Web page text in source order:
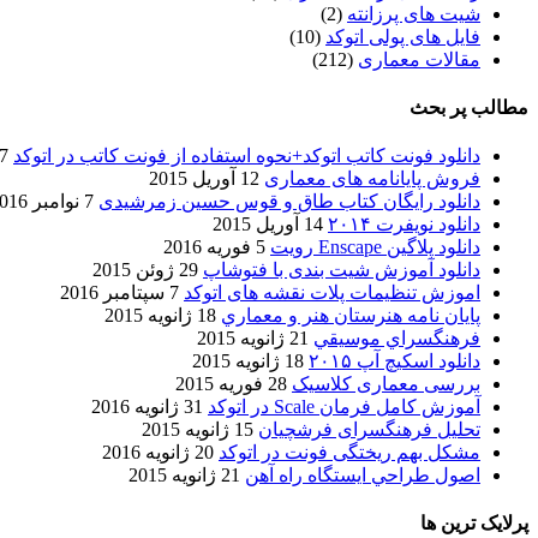
شیت های پرزانته (2)
فایل های پولی اتوکد (10)
مقالات معماری (212)
مطالب پر بحث
دانلود فونت کاتب اتوکد+نحوه استفاده از فونت کاتب در اتوکد 7 آگوست 2017
فروش پایانامه های معماری 12 آوریل 2015
دانلود رایگان کتاب طاق و قوس حسین زمرشیدی 7 نوامبر 2016
دانلود نویفرت ۲۰۱۴
14 آوریل 2015
دانلود پلاگین Enscape رویت
5 فوریه 2016
دانلود آموزش شیت بندی با فتوشاپ 29 ژوئن 2015
اموزش تنظیمات پلات نقشه های اتوکد 7 سپتامبر 2016
پایان نامه هنرستان هنر و معماري 18 ژانویه 2015
فرهنگسراي موسيقي 21 ژانویه 2015
دانلود اسکیچ آپ ۲۰۱۵
18 ژانویه 2015
بررسی معماری کلاسیک 28 فوریه 2015
آموزش کامل فرمان Scale در اتوکد
31 ژانویه 2016
تحلیل فرهنگسرای فرشچیان 15 ژانویه 2015
مشکل بهم ریختگی فونت در اتوکد 20 ژانویه 2016
اصول طراحي ایستگاه راه آهن 21 ژانویه 2015
پرلایک ترین ها